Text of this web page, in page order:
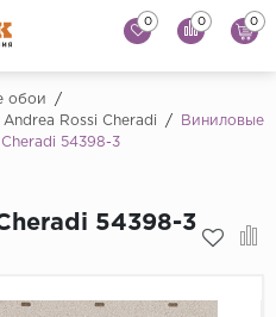
...
Andrea Rossi
0 0 0
обои
/
Andrea Rossi Cheradi /
Виниловые
54398-3
54398-3